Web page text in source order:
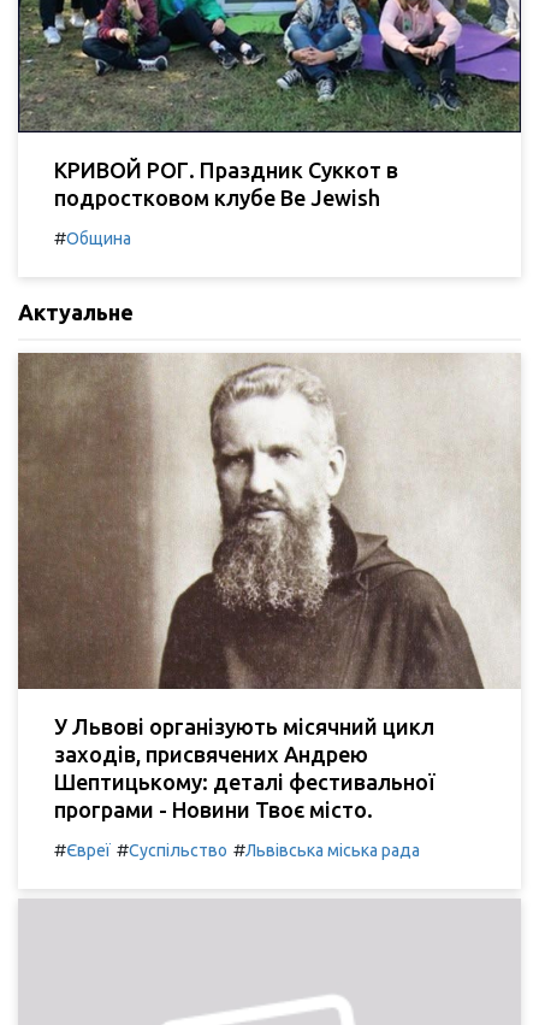
КРИВОЙ РОГ. Праздник Суккот в
подростковом клубе Be Jewish
#Община
Актуальне
У Львові організують місячний цикл
заходів, присвячених Андрею
Шептицькому: деталі фестивальної
програми - Новини Твоє місто.
#Євреї #Суспільство #Львівська міська рада